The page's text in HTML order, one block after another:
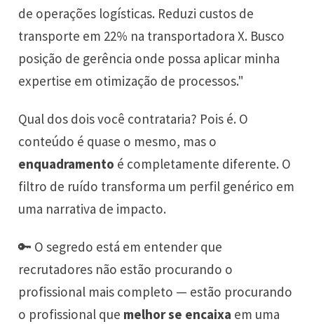
de operações logísticas. Reduzi custos de
transporte em 22% na transportadora X. Busco
posição de gerência onde possa aplicar minha
expertise em otimização de processos."
Qual dos dois você contrataria? Pois é. O
conteúdo é quase o mesmo, mas o
enquadramento é completamente diferente. O
filtro de ruído transforma um perfil genérico em
uma narrativa de impacto.
🔑 O segredo está em entender que
recrutadores não estão procurando o
profissional mais completo — estão procurando
o profissional que melhor se encaixa em uma